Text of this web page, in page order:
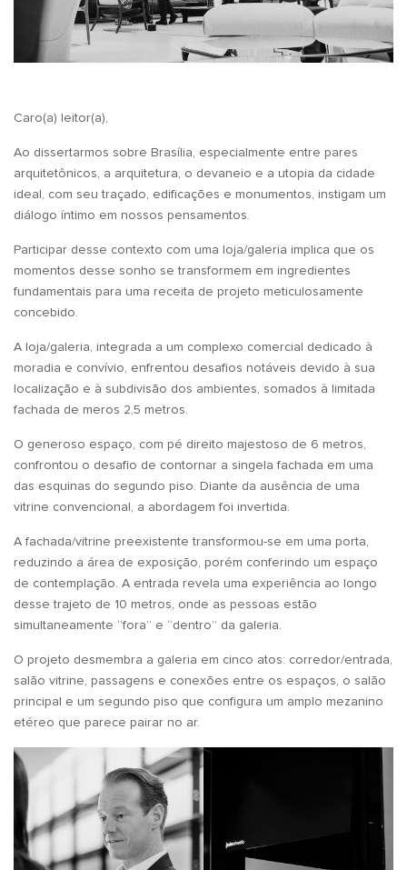
Caro(a) leitor(a),
Ao dissertarmos sobre Brasília, especialmente entre pares
arquitetônicos, a arquitetura, o devaneio e a utopia da cidade
ideal, com seu traçado, edificações e monumentos, instigam um
diálogo íntimo em nossos pensamentos.
Participar desse contexto com uma loja/galeria implica que os
momentos desse sonho se transformem em ingredientes
fundamentais para uma receita de projeto meticulosamente
concebido.
A loja/galeria, integrada a um complexo comercial dedicado à
moradia e convívio, enfrentou desafios notáveis devido à sua
localização e à subdivisão dos ambientes, somados à limitada
fachada de meros 2,5 metros.
O generoso espaço, com pé direito majestoso de 6 metros,
confrontou o desafio de contornar a singela fachada em uma
das esquinas do segundo piso. Diante da ausência de uma
vitrine convencional, a abordagem foi invertida.
A fachada/vitrine preexistente transformou-se em uma porta,
reduzindo a área de exposição, porém conferindo um espaço
de contemplação. A entrada revela uma experiência ao longo
desse trajeto de 10 metros, onde as pessoas estão
simultaneamente “fora” e “dentro” da galeria.
O projeto desmembra a galeria em cinco atos: corredor/entrada,
salão vitrine, passagens e conexões entre os espaços, o salão
principal e um segundo piso que configura um amplo mezanino
etéreo que parece pairar no ar.